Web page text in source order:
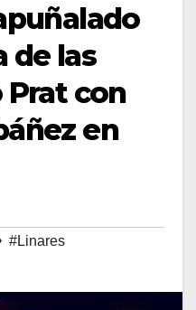
de las
con
en
#Linares